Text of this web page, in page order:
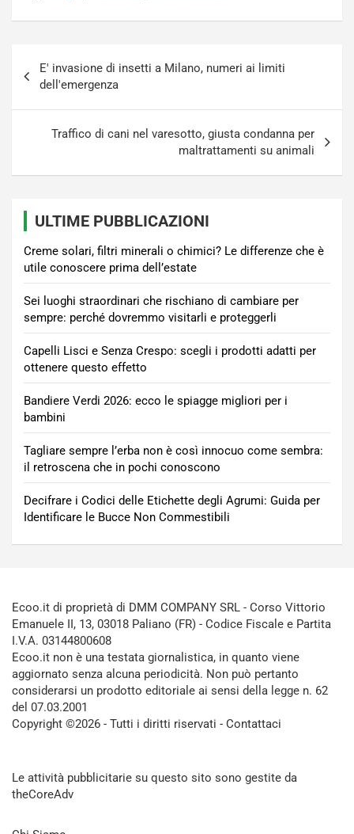
articoli
E' invasione di insetti a Milano, numeri ai limiti
dell'emergenza
Traffico di cani nel varesotto, giusta condanna per
maltrattamenti su animali
ULTIME PUBBLICAZIONI
Creme solari, filtri minerali o chimici? Le differenze che è
utile conoscere prima dell’estate
Sei luoghi straordinari che rischiano di cambiare per
sempre: perché dovremmo visitarli e proteggerli
Capelli Lisci e Senza Crespo: scegli i prodotti adatti per
ottenere questo effetto
Bandiere Verdi 2026: ecco le spiagge migliori per i
bambini
Tagliare sempre l’erba non è così innocuo come sembra:
il retroscena che in pochi conoscono
Decifrare i Codici delle Etichette degli Agrumi: Guida per
Identificare le Bucce Non Commestibili
Ecoo.it di proprietà di DMM COMPANY SRL - Corso Vittorio
Emanuele II, 13, 03018 Paliano (FR) - Codice Fiscale e Partita
I.V.A. 03144800608
Ecoo.it non è una testata giornalistica, in quanto viene
aggiornato senza alcuna periodicità. Non può pertanto
considerarsi un prodotto editoriale ai sensi della legge n. 62
del 07.03.2001
Copyright ©2026 - Tutti i diritti riservati - Contattaci
Le attività pubblicitarie su questo sito sono gestite da
theCoreAdv